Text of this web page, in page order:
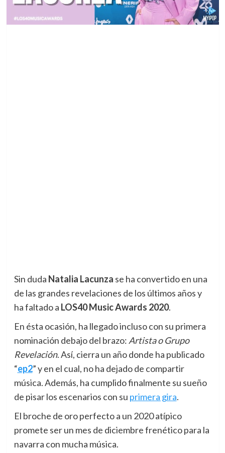
Sin duda Natalia Lacunza se ha convertido en una
de las grandes revelaciones de los últimos años y
ha faltado a LOS40 Music Awards 2020.
En ésta ocasión, ha llegado incluso con su primera
nominación debajo del brazo: Artista o Grupo
Revelación. Así, cierra un año donde ha publicado
“ep2” y en el cual, no ha dejado de compartir
música. Además, ha cumplido finalmente su sueño
de pisar los escenarios con su primera gira.
El broche de oro perfecto a un 2020 atípico
promete ser un mes de diciembre frenético para la
navarra con mucha música.